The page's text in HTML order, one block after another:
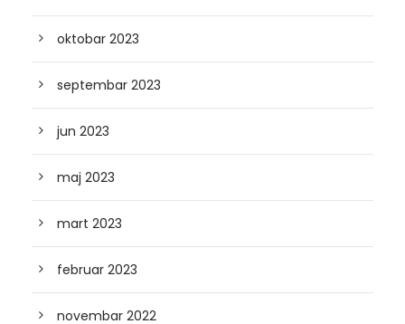
oktobar 2023
septembar 2023
jun 2023
maj 2023
mart 2023
februar 2023
novembar 2022